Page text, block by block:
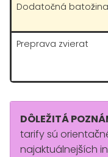
Dodatočná batožina
Preprava zvierat
DÔLEŽITÁ
tarify sú
najaktuálnejších